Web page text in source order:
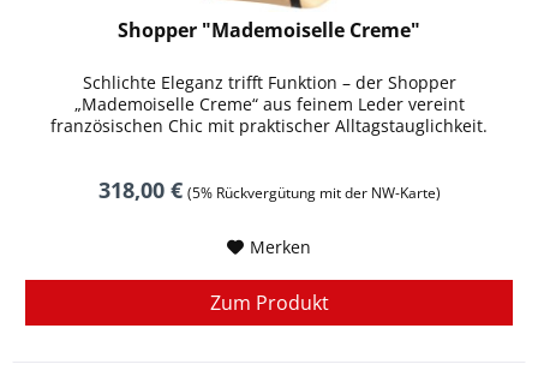
Shopper "Mademoiselle Creme"
Schlichte Eleganz trifft Funktion – der Shopper
„Mademoiselle Creme“ aus feinem Leder vereint
französischen Chic mit praktischer Alltagstauglichkeit.
318,00 € (5% Rückvergütung mit der NW-Karte)
Merken
Zum Produkt